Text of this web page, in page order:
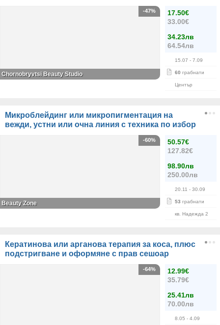
17.50€
33.00€
34.23лв
64.54лв
15.07 - 7.09
60 грабнати
Център
-47%
Chornobryvtsi Beauty Studio
Микроблейдинг или микропигментация на
вежди, устни или очна линия с техника по избор
50.57€
127.82€
98.90лв
250.00лв
20.11 - 30.09
53 грабнати
кв. Надежда 2
-60%
Beauty Zone
Кератинова или арганова терапия за коса, плюс
подстригване и оформяне с прав сешоар
12.99€
35.79€
25.41лв
70.00лв
8.05 - 4.09
-64%